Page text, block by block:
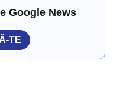
Google News
TE